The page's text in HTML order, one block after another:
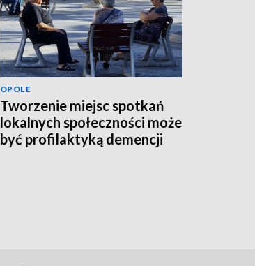
OPOLE
Tworzenie miejsc spotkań
lokalnych społeczności może
być profilaktyką demencji